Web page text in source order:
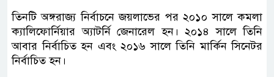
তিনটি অঙ্গরাজ্য নির্বাচনে জয়লাভের পর ২০১০ সালে কমলা
ক্যালিফোর্নিয়ার অ্যাটর্নি জেনারেল হন। ২০১৪ সালে তিনি
আবার নির্বাচিত হন এবং ২০১৬ সালে তিনি মার্কিন সিনেটর
নির্বাচিত হন।